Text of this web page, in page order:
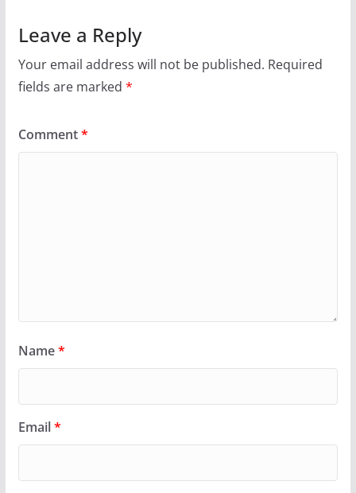
Leave a Reply
Your email address will not be published. Required
fields are marked *
Comment*
Name*
Email*